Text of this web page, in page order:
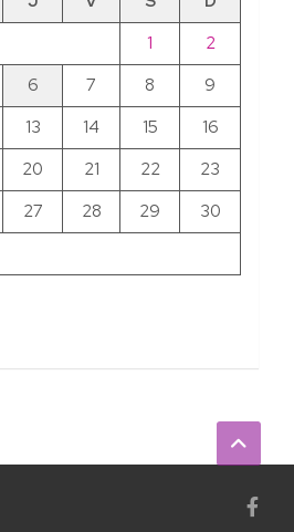
1
2
6 7 8
9
13 14 15
16
20 21 22
23
27 28 29
30